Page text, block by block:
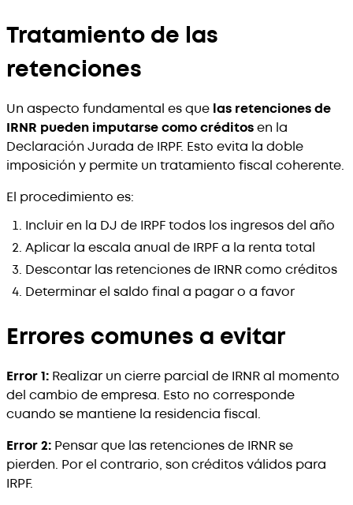
Tratamiento de las
retenciones
Un aspecto fundamental es que las retenciones de
IRNR pueden imputarse como créditosen la
Declaración Jurada de IRPF. Esto evita la doble
imposición y permite un tratamiento fiscal coherente.
El procedimiento es:
Incluir en la DJ de IRPF todos los ingresos del año
Aplicar la escala anual de IRPF a la renta total
Descontar las retenciones de IRNR como créditos
Determinar el saldo final a pagar o a favor
Errores comunes a evitar
Error 1: Realizar un cierre parcial de IRNR al momento
del cambio de empresa. Esto no corresponde
cuando se mantiene la residencia fiscal.
Error 2: Pensar que las retenciones de IRNR se
pierden. Por el contrario, son créditos válidos para
IRPF.